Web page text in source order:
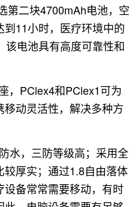
第二块4700mAh电池，空
11小时，医疗环境中的
该电池具有高度可靠性和
，PClex4和PClex1可为
动灵活性，解决多种方
水，三防等级高；采用全
厚实；通过1.8自由落体
备常常需要移动，有时